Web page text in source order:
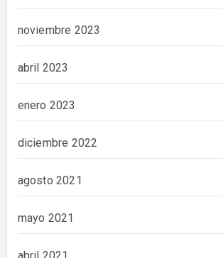
noviembre 2023
abril 2023
enero 2023
diciembre 2022
agosto 2021
mayo 2021
abril 2021